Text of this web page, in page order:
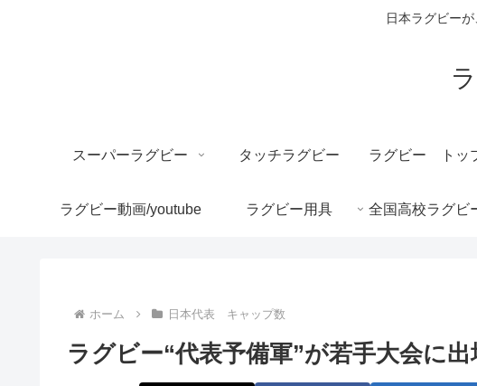
日本ラグビー
スーパーラグビー タッチラグビー
ラグビー動画/youtube ラグビー用具
ホーム 日本代表 キャップ数
ラグビー“代表予備軍”が若手大会に出